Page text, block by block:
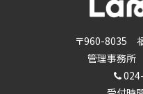
〒960-8035
管理事務所